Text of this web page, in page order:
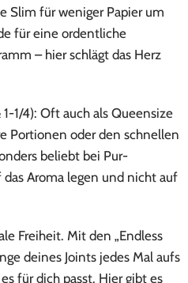
Slim für weniger Papier um
für eine ordentliche
– hier schlägt das Herz
1/4): Oft auch als Queensize
Portionen oder den schnellen
beliebt bei Pur-
das Aroma legen und nicht auf
Freiheit. Mit den „Endless
deines Joints jedes Mal aufs
für dich passt. Hier gibt es